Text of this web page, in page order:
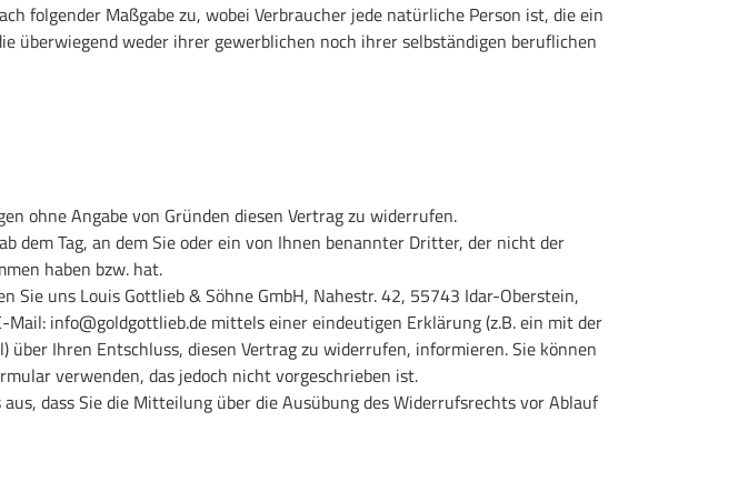
folgender Maßgabe zu, wobei Verbraucher jede natürliche Person ist, die ein
überwiegend weder ihrer gewerblichen noch ihrer selbständigen beruflichen
ohne Angabe von Gründen diesen Vertrag zu widerrufen.
dem Tag, an dem Sie oder ein von Ihnen benannter Dritter, der nicht der
haben bzw. hat.
Sie uns Louis Gottlieb & Söhne GmbH, Nahestr. 42, 55743 Idar-Oberstein,
info@goldgottlieb.de mittels einer eindeutigen Erklärung (z.B. ein mit der
über Ihren Entschluss, diesen Vertrag zu widerrufen, informieren. Sie können
verwenden, das jedoch nicht vorgeschrieben ist.
dass Sie die Mitteilung über die Ausübung des Widerrufsrechts vor Ablauf